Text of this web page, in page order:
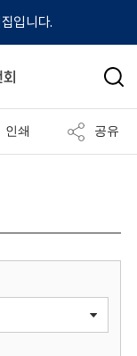
입니다.
검
인쇄 공유